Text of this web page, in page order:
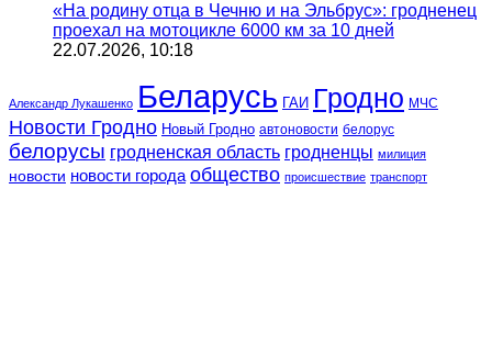
«На родину отца в Чечню и на Эльбрус»: гродненец
проехал на мотоцикле 6000 км за 10 дней
22.07.2026, 10:18
Александр Лукашенко Беларусь ГАИ Гродно МЧС
Новости Гродно Новый Гродно автоновости белорус
белорусы гродненская область гродненцы милиция
новости новости города общество происшествие транспорт